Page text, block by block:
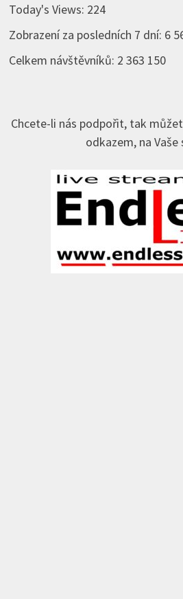
Today's Views: 224
Zobrazení za posledních 7 dní: 6
Celkem návštěvníků: 2 363 150
Chcete-li nás podpořit, tak
odkazem, na Vaše